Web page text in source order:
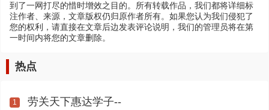
到了一网打尽的惜时增效之目的。所有转载作品，我们都将详细标
注作者、来源，文章版权仍归原作者所有。如果您认为我们侵犯了
您的权利，请直接在文章后边发表评论说明，我们的管理员将在第
一时间内将您的文章删除。
热点
1 劳关天下惠达学子--